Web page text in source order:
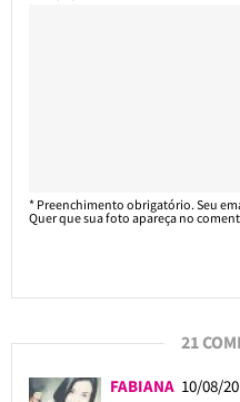
* Preenchimento obrigatório. Seu
Quer que sua foto apareça no
21
FABIANA 10/08/